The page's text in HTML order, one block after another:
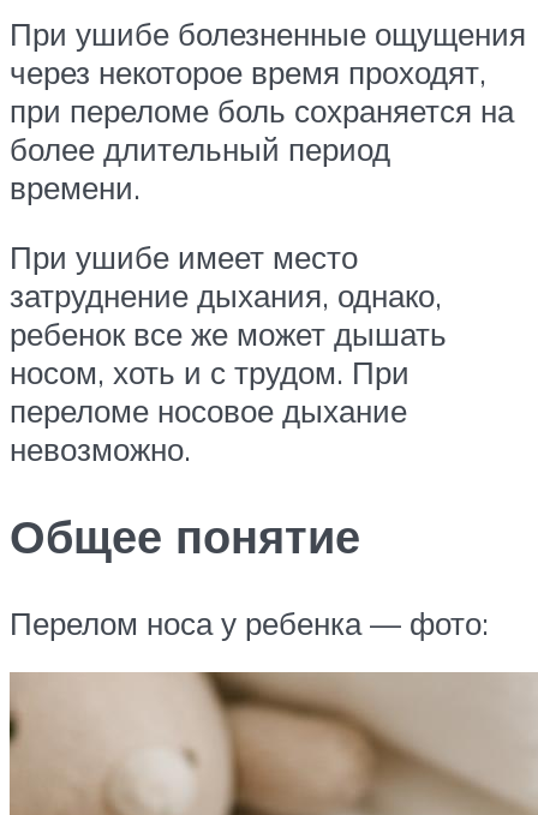
При ушибе болезненные ощущения
через некоторое время проходят,
при переломе боль сохраняется на
более длительный период
времени.
При ушибе имеет место
затруднение дыхания, однако,
ребенок все же может дышать
носом, хоть и с трудом. При
переломе носовое дыхание
невозможно.
Общее понятие
Перелом носа у ребенка — фото: